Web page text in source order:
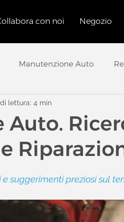
con noi Negozio
Manutenzione Auto
Manutenzione Climatizzatore
lettura: 4 min
suggerimenti preziosi sul